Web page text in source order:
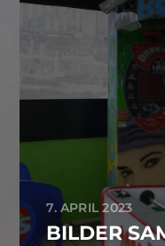
7. APRIL 2023
BILDER